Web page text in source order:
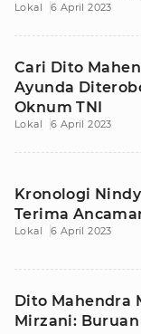
Lokal 6 April 2023
Cari Dito
Ayunda
Oknum TNI
Lokal 6 April 2023
Kronologi
Terima
Lokal 6 April 2023
Dito Mahendra
Mirzani: